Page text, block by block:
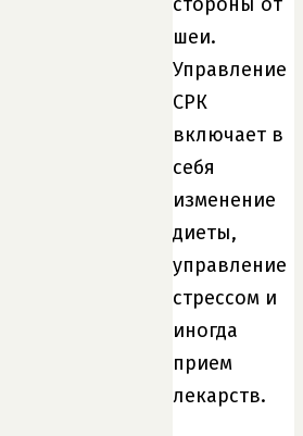
шеи.
Управление
СРК
включает в
себя
изменение
диеты,
управление
стрессом и
иногда
прием
лекарств.